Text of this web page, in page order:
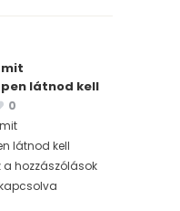
látnod kell
0
látnod kell
a hozzászólások